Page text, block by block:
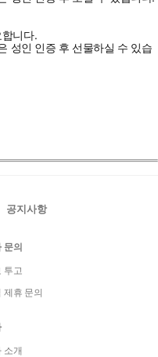
니다.
성인 인증 후 선물하실 수 있습
공지사항
문의
투고
제휴 문의
소개